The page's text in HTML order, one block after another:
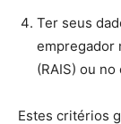
Ter seus
empregador
(RAIS) ou no
Estes critérios